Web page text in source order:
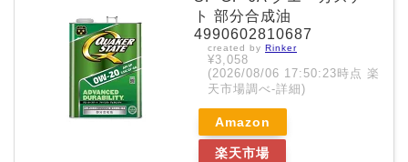
ト 部分合成油
4990602810687
created by Rinker
¥3,058
(2026/08/06 17:50:23時点 楽
天市場調べ-詳細)
Amazon
楽天市場